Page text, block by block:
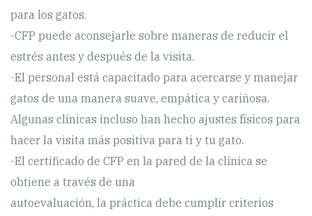
para los gatos.
-CFP puede aconsejarle sobre maneras de reducir el
estrés antes y después de la visita.
-El personal está capacitado para acercarse y manejar
gatos de una manera suave, empática y cariñosa.
Algunas clínicas incluso han hecho ajustes físicos para
hacer la visita más positiva para ti y tu gato.
-El certificado de CFP en la pared de la clínica se
obtiene a través de una
autoevaluación, la práctica debe cumplir criterios